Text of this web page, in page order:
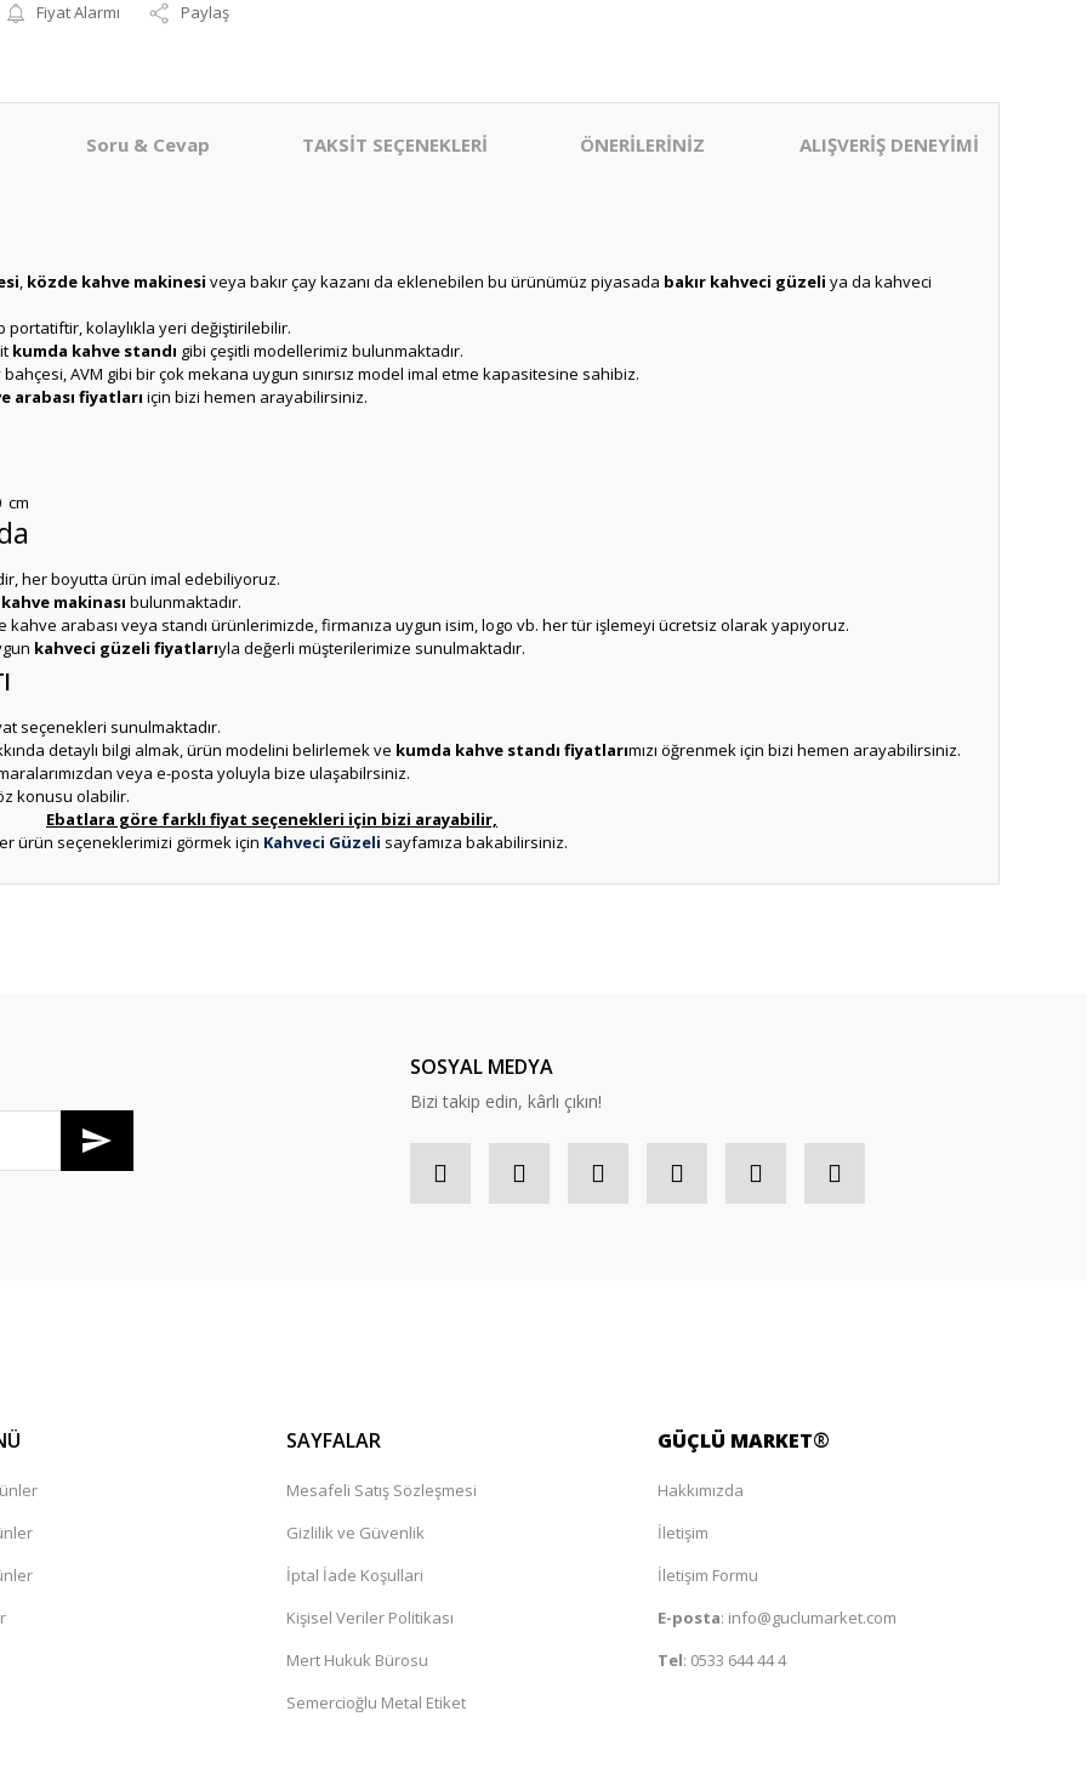
Fiyat Alarmı Paylaş
Soru & Cevap TAKSİT SEÇENEKLERİ ÖNERİLERİNİZ ALIŞVERİŞ DENEYİMİ
, közde kahve makinesi veya bakır çay kazanı da eklenebilen bu ürünümüz piyasada bakır kahveci güzeli ya da kahveci
kolaylıkla yeri değiştirilebilir.
kumda kahve standı gibi çeşitli modellerimiz bulunmaktadır.
AVM gibi bir çok mekana uygun sınırsız model imal etme kapasitesine sahibiz.
arabası fiyatları için bizi hemen arayabilirsiniz.
cm
her boyutta ürün imal edebiliyoruz.
makinası bulunmaktadır.
arabası veya standı ürünlerimizde, firmanıza uygun isim, logo vb. her tür işlemeyi ücretsiz olarak yapıyoruz.
kahveci güzeli fiyatlarıyla değerli müşterilerimize sunulmaktadır.
seçenekleri sunulmaktadır.
detaylı bilgi almak, ürün modelini belirlemek ve kumda kahve standı fiyatlarımızı öğrenmek için bizi hemen arayabilirsiniz.
veya e-posta yoluyla bize ulaşabilrsiniz.
konusu olabilir.
Ebatlara göre farklı fiyat seçenekleri için bizi arayabilir,
ürün seçeneklerimizi görmek için Kahveci Güzeli sayfamıza bakabilirsiniz.
SOSYAL MEDYA
Bizi takip edin, kârlı çıkın!
SAYFALAR
Mesafeli Satış Sözleşmesi
Gizlilik ve Güvenlik
İptal İade Koşullari
Kişisel Veriler Politikası
Mert Hukuk Bürosu
Semercioğlu Metal Etiket
GÜÇLÜ MARKET®
Hakkımızda
İletişim
İletişim Formu
E-posta: info@guclumarket.com
Tel: 0533 644 44 4